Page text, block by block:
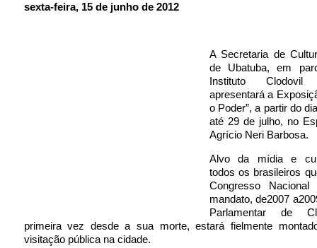
sexta-feira, 15 de junho de 2012
A Secretaria de
de Ubatuba, em
Instituto Clodovil
apresentará a
o Poder”, a partir do
até 29 de julho, no
Agrício Neri Barbosa.
Alvo da mídia e
todos os brasileiros
Congresso Nacional
mandato, de2007
Parlamentar de
primeira vez desde a sua morte, estará fielmente
visitação pública na cidade.